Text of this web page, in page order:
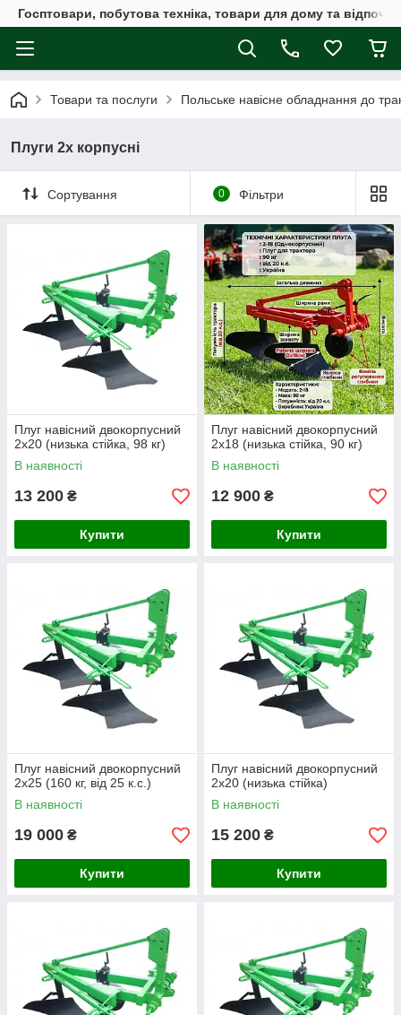
Госптовари, побутова техніка, товари для дому та
Товари та послуги Польське навісне обладнання до
Плуги 2х корпусні
Сортування 0 Фільтри
Плуг навісний двокорпусний
2х20 (низька стійка, 98 кг)
В наявності
13 200 ₴
Купити
Плуг навісний двокорпусний
2х18 (низька стійка, 90 кг)
В наявності
12 900 ₴
Купити
Плуг навісний двокорпусний
2х25 (160 кг, від 25 к.с.)
В наявності
19 000 ₴
Купити
Плуг навісний двокорпусний
2х20 (низька стійка)
В наявності
15 200 ₴
Купити